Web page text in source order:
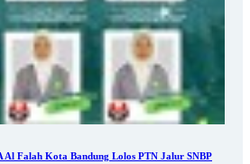
Al Falah Kota Bandung Lolos PTN Jalur SNBP